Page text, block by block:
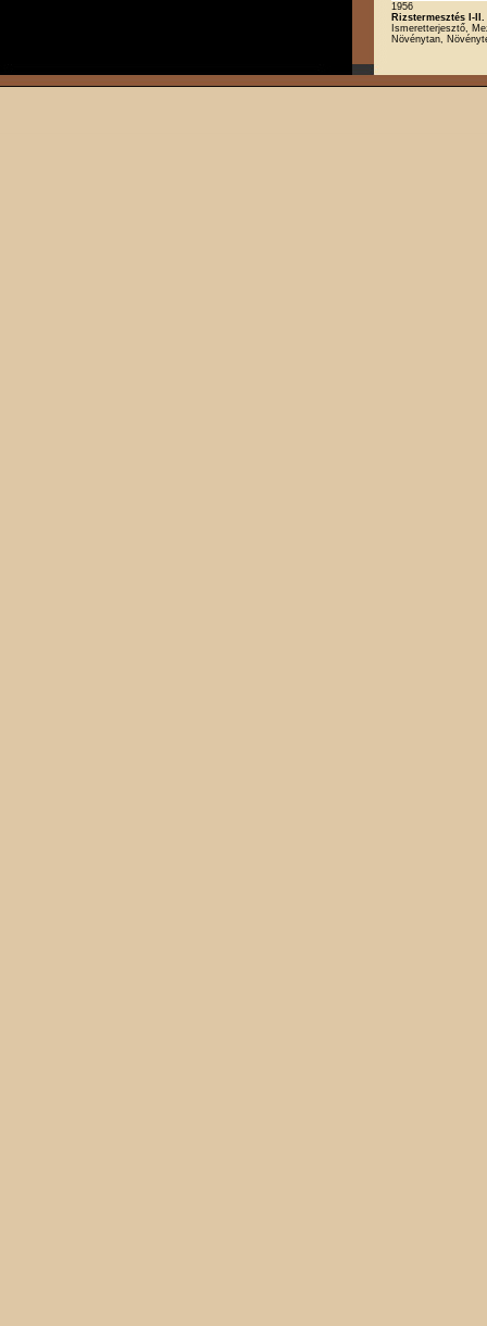
1956
Rizstermesztés I-II.
Ismeretterjesztő,
Növénytan,